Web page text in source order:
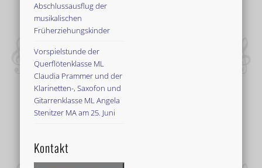
Abschlussausflug der
musikalischen
Früherziehungskinder
Vorspielstunde der
Querflötenklasse ML
Claudia Prammer und der
Klarinetten-, Saxofon und
Gitarrenklasse ML Angela
Stenitzer MA am 25. Juni
Kontakt